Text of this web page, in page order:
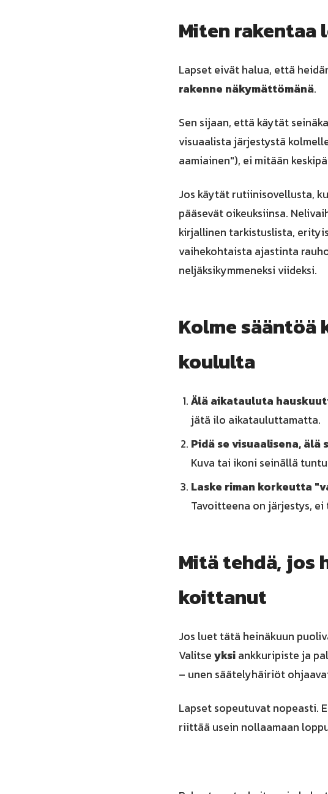
Miten
Lapset eivät halua, että
rakenne näkymättömänä.
Sen sijaan, että käytät
visuaalista järjestystä
aamiainen"), ei mitään
Jos käytät rutiinisovellusta,
pääsevät oikeuksiinsa.
kirjallinen tarkistuslista,
vaihekohtaista ajastinta
neljäksikymmeneksi viideksi.
Kolme
koululta
Älä aikatauluta
jätä ilo aikatauluttamatta.
Pidä se visuaalisena, älä
Kuva tai ikoni seinällä
Laske riman korkeutta
Tavoitteena on järjestys, ei
Mitä tehdä, jos
koittanut
Jos luet tätä heinäkuun
Valitseyksiankkuripiste ja
– unen säätelyhäiriöt
Lapset sopeutuvat nopeasti.
riittää usein nollaamaan